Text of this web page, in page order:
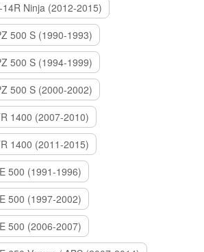
14R Ninja (2012-2015)
500 S (1990-1993)
500 S (1994-1999)
500 S (2000-2002)
1400 (2007-2010)
1400 (2011-2015)
500 (1991-1996)
500 (1997-2002)
500 (2006-2007)